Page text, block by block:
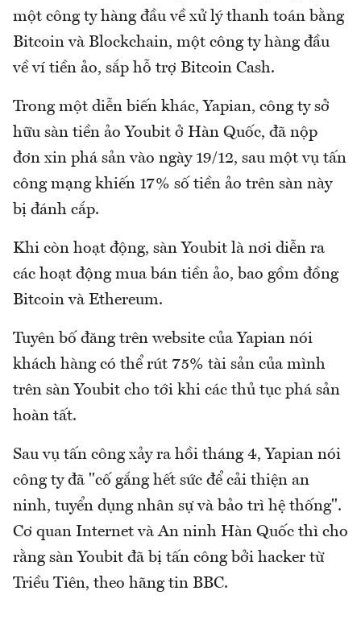
một công ty hàng đầu về xử lý thanh toán bằng
Bitcoin và Blockchain, một công ty hàng đầu
về ví tiền ảo, sắp hỗ trợ Bitcoin Cash.
Trong một diễn biến khác, Yapian, công ty sở
hữu sàn tiền ảo Youbit ở Hàn Quốc, đã nộp
đơn xin phá sản vào ngày 19/12, sau một vụ tấn
công mạng khiến 17% số tiền ảo trên sàn này
bị đánh cắp.
Khi còn hoạt động, sàn Youbit là nơi diễn ra
các hoạt động mua bán tiền ảo, bao gồm đồng
Bitcoin và Ethereum.
Tuyên bố đăng trên website của Yapian nói
khách hàng có thể rút 75% tài sản của mình
trên sàn Youbit cho tới khi các thủ tục phá sản
hoàn tất.
Sau vụ tấn công xảy ra hồi tháng 4, Yapian nói
công ty đã "cố gắng hết sức để cải thiện an
ninh, tuyển dụng nhân sự và bảo trì hệ thống".
Cơ quan Internet và An ninh Hàn Quốc thì cho
rằng sàn Youbit đã bị tấn công bởi hacker từ
Triều Tiên, theo hãng tin BBC.